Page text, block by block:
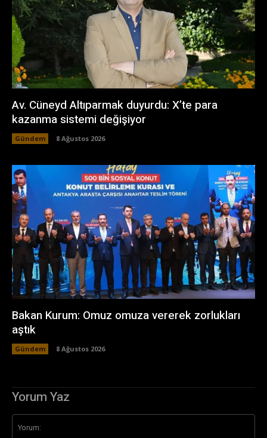
Av. Cüneyd Altıparmak duyurdu: X’te para
kazanma sistemi değişiyor
Gündem 8 Ağustos 2026
Bakan Kurum: Omuz omuza vererek zorlukları
aştık
Gündem 8 Ağustos 2026
Yorum Yaz